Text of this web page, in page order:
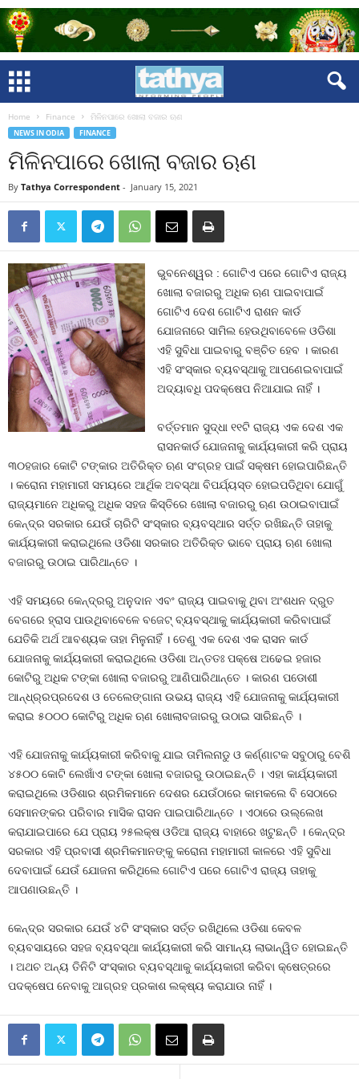
Home Finance ମିଳିନପାରେ ଖୋଲା ବଜାର ଋଣ
NEWS IN ODIA FINANCE
ମିଳିନପାରେ ଖୋଲା ବଜାର ଋଣ
By Tathya Correspondent - January 15, 2021
ଭୁବନେଶ୍ୱର : ଗୋଟିଏ ପରେ ଗୋଟିଏ ରାଜ୍ୟ
ଖୋଲା ବଜାରରୁ ଅଧିକ ଋଣ ପାଇବାପାଇଁ
ଗୋଟିଏ ଦେଶ ଗୋଟିଏ ରାଶନ କାର୍ଡ
ଯୋଜନାରେ ସାମିଲ ହେଉଥିବାବେଳେ ଓଡିଶା
ଏହି ସୁବିଧା ପାଇବାରୁ ବଞ୍ଚିତ ହେବ । କାରଣ
ଏହି ସଂସ୍କାର ବ୍ୟବସ୍ଥାକୁ ଆପଣେଇବାପାଇଁ
ଅଦ୍ୟାବଧି ପଦକ୍ଷେପ ନିଆଯାଇ ନାହିଁ ।
ବର୍ତ୍ତମାନ ସୁଦ୍ଧା ୧୧ଟି ରାଜ୍ୟ ଏକ ଦେଶ ଏକ
ରାସନକାର୍ଡ ଯୋଜନାକୁ କାର୍ଯ୍ୟକାରୀ କରି ପ୍ରାୟ
୩୦ହଜାର କୋଟି ଟଙ୍କାର ଅତିରିକ୍ତ ଋଣ ସଂଗ୍ରହ ପାଇଁ ସକ୍ଷମ ହୋଇପାରିଛନ୍ତି
। କରୋନା ମହାମାରୀ ସମୟରେ ଆର୍ଥିକ ଅବସ୍ଥା ବିପର୍ଯ୍ୟସ୍ତ ହୋଇପଡିଥିବା ଯୋଗୁଁ
ରାଜ୍ୟମାନେ ଅଧିକରୁ ଅଧିକ ସହଜ କିସ୍ତିରେ ଖୋଲା ବଜାରରୁ ଋଣ ଉଠାଇବାପାଇଁ
କେନ୍ଦ୍ର ସରକାର ଯେଉଁ ଚାରିଟି ସଂସ୍କାର ବ୍ୟବସ୍ଥାର ସର୍ତ୍ତ ରଖିଛନ୍ତି ତାହାକୁ
କାର୍ଯ୍ୟକାରୀ କରାଇଥିଲେ ଓଡିଶା ସରକାର ଅତିରିକ୍ତ ଭାବେ ପ୍ରାୟ ଋଣ ଖୋଲା
ବଜାରରୁ ଉଠାଇ ପାରିଥାନ୍ତେ ।
ଏହି ସମୟରେ କେନ୍ଦ୍ରରୁ ଅନୁଦାନ ଏବଂ ରାଜ୍ୟ ପାଇବାକୁ ଥିବା ଅଂଶଧନ ଦ୍ରୁତ
ବେଗରେ ହ୍ରାସ ପାଉଥିବାବେଳେ ବଜେଟ୍‍ ବ୍ୟବସ୍ଥାକୁ କାର୍ଯ୍ୟକାରୀ କରିବାପାଇଁ
ଯେତିକି ଅର୍ଥ ଆବଶ୍ୟକ ତାହା ମିଳୁନାହିଁ । ତେଣୁ ଏକ ଦେଶ ଏକ ରାସନ କାର୍ଡ
ଯୋଜନାକୁ କାର୍ଯ୍ୟକାରୀ କରାଇଥିଲେ ଓଡିଶା ଅନ୍ତତଃ ପକ୍ଷେ ଅଢେଇ ହଜାର
କୋଟିରୁ ଅଧିକ ଟଙ୍କା ଖୋଲା ବଜାରରୁ ଆଣିପାରିଥାନ୍ତେ । କାରଣ ପଡୋଶୀ
ଆନ୍ଧ୍ର୍ରପ୍ରଦେଶ ଓ ତେଲେଙ୍ଗାନା ଉଭୟ ରାଜ୍ୟ ଏହି ଯୋଜନାକୁ କାର୍ଯ୍ୟକାରୀ
କରାଇ ୫୦୦୦ କୋଟିରୁ ଅଧିକ ଋଣ ଖୋଲାବଜାରରୁ ଉଠାଇ ସାରିଛନ୍ତି ।
ଏହି ଯୋଜନାକୁ କାର୍ଯ୍ୟକାରୀ କରିବାକୁ ଯାଇ ତାମିଲନାଡୁ ଓ କର୍ଣ୍ଣାଟକ ସବୁଠାରୁ ବେଶି
୪୫୦୦ କୋଟି ଲେଖାଁଏ ଟଙ୍କା ଖୋଲା ବଜାରରୁ ଉଠାଇଛନ୍ତି । ଏହା କାର୍ଯ୍ୟକାରୀ
କରାଇଥିଲେ ଓଡିଶାର ଶ୍ରମିକମାନେ ଦେଶର ଯେଉଁଠାରେ କାମକଲେ ବି ସେଠାରେ
ସେମାନଙ୍କର ପରିବାର ମାସିକ ରାସନ ପାଇପାରିଥାନ୍ତେ । ଏଠାରେ ଉଲ୍ଲେଖ
କରାଯାଇପାରେ ଯେ ପ୍ରାୟ ୨୫ଲକ୍ଷ ଓଡିଆ ରାଜ୍ୟ ବାହାରେ ଖଟୁଛନ୍ତି । କେନ୍ଦ୍ର
ସରକାର ଏହି ପ୍ରବାସୀ ଶ୍ରମିକମାନଙ୍କୁ କରୋନା ମହାମାରୀ କାଳରେ ଏହି ସୁବିଧା
ଦେବାପାଇଁ ଯେଉଁ ଯୋଜନା କରିଥିଲେ ଗୋଟିଏ ପରେ ଗୋଟିଏ ରାଜ୍ୟ ତାହାକୁ
ଆପଣାଉଛନ୍ତି ।
କେନ୍ଦ୍ର ସରକାର ଯେଉଁ ୪ଟି ସଂସ୍କାର ସର୍ତ୍ତ ରଖିଥିଲେ ଓଡିଶା କେବଳ
ବ୍ୟବସାୟରେ ସହଜ ବ୍ୟବସ୍ଥା କାର୍ଯ୍ୟକାରୀ କରି ସାମାନ୍ୟ ଲାଭାନ୍ୱିତ ହୋଇଛନ୍ତି
। ଅଥଚ ଅନ୍ୟ ତିନିଟି ସଂସ୍କାର ବ୍ୟବସ୍ଥାକୁ କାର୍ଯ୍ୟକାରୀ କରିବା କ୍ଷେତ୍ରରେ
ପଦକ୍ଷେପ ନେବାକୁ ଆଗ୍ରହ ପ୍ରକାଶ ଲକ୍ଷ୍ୟ କରାଯାଉ ନାହିଁ ।